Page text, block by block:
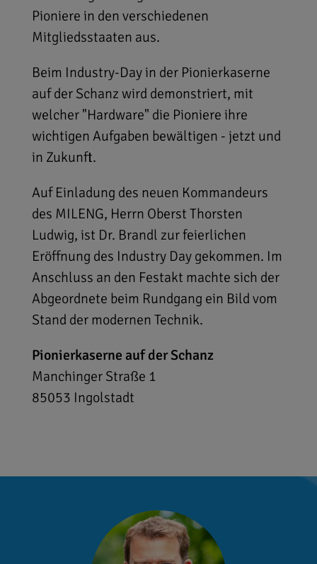
Pioniere in den verschiedenen
Mitgliedsstaaten aus.
Beim Industry-Day in der Pionierkaserne
auf der Schanz wird demonstriert, mit
welcher "Hardware" die Pioniere ihre
wichtigen Aufgaben bewältigen - jetzt und
in Zukunft.
Auf Einladung des neuen Kommandeurs
des MILENG, Herrn Oberst Thorsten
Ludwig, ist Dr. Brandl zur feierlichen
Eröffnung des Industry Day gekommen. Im
Anschluss an den Festakt machte sich der
Abgeordnete beim Rundgang ein Bild vom
Stand der modernen Technik.
Pionierkaserne auf der Schanz
Manchinger Straße 1
85053 Ingolstadt